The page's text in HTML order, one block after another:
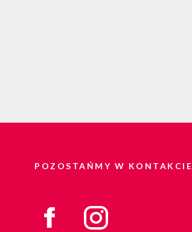
POZOSTAŃMY W KONTAKCIE